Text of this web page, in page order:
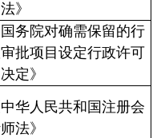
》
国务院对确需保留的行
批项目设定行政许可
定》
中华人民共和国注册会
法》